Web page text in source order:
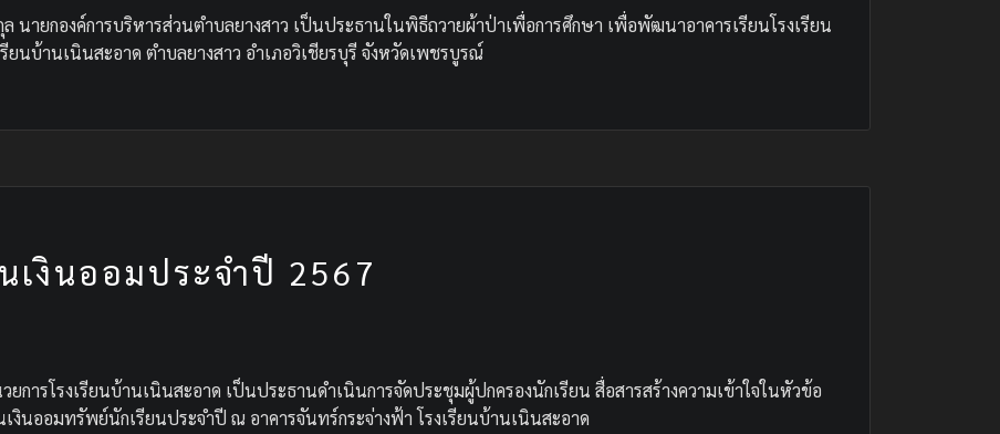
นายกองค์การบริหารส่วนตำบลยางสาว เป็นประธานในพิธีถวายผ้าป่าเพื่อการศึกษา เพื่อพัฒนาอาคารเรียนโรงเรียน
ยนบ้านเนินสะอาด ตำบลยางสาว อำเภอวิเชียรบุรี จังหวัดเพชรบูรณ์
งินออมประจำปี 2567
ารโรงเรียนบ้านเนินสะอาด เป็นประธานดำเนินการจัดประชุมผู้ปกครองนักเรียน สื่อสารสร้างความเข้าใจในหัวข้อ
งินออมทรัพย์นักเรียนประจำปี ณ อาคารจันทร์กระจ่างฟ้า โรงเรียนบ้านเนินสะอาด